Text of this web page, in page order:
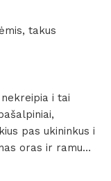
takus
i tai
pas ukininkus i
oras ir ramu…